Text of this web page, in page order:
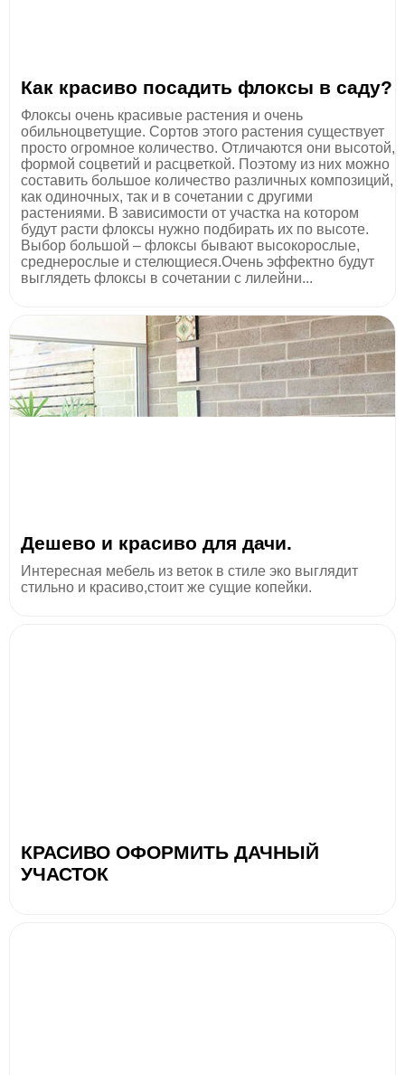
Как красиво посадить флоксы в саду?
Флоксы очень красивые растения и очень
обильноцветущие. Сортов этого растения существует
просто огромное количество. Отличаются они высотой,
формой соцветий и расцветкой. Поэтому из них можно
составить большое количество различных композиций,
как одиночных, так и в сочетании с другими
растениями. В зависимости от участка на котором
будут расти флоксы нужно подбирать их по высоте.
Выбор большой – флоксы бывают высокорослые,
среднерослые и стелющиеся.Очень эффектно будут
выглядеть флоксы в сочетании с лилейни...
Дешево и красиво для дачи.
Интересная мебель из веток в стиле эко выглядит
стильно и красиво,стоит же сущие копейки.
КРАСИВО ОФОРМИТЬ ДАЧНЫЙ
УЧАСТОК